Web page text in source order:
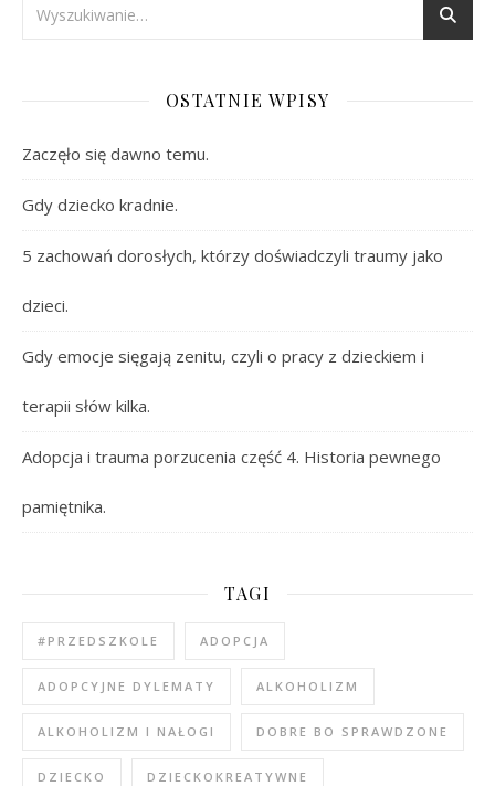
OSTATNIE WPISY
Zaczęło się dawno temu.
Gdy dziecko kradnie.
5 zachowań dorosłych, którzy doświadczyli traumy jako
dzieci.
Gdy emocje sięgają zenitu, czyli o pracy z dzieckiem i
terapii słów kilka.
Adopcja i trauma porzucenia część 4. Historia pewnego
pamiętnika.
TAGI
#PRZEDSZKOLE ADOPCJA
ADOPCYJNE DYLEMATY ALKOHOLIZM
ALKOHOLIZM I NAŁOGI DOBRE BO SPRAWDZONE
DZIECKO DZIECKOKREATYWNE